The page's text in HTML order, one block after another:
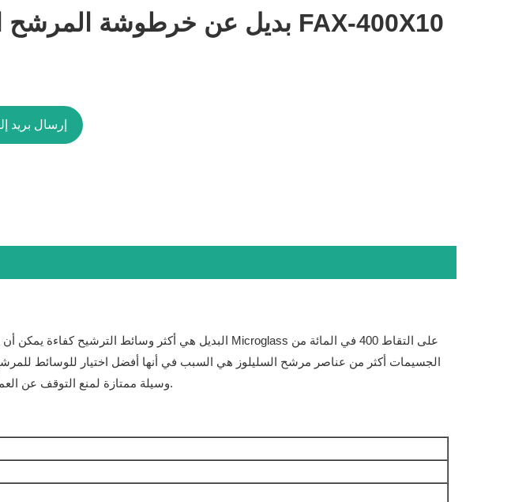
بديل عن خرطوشة المرشح الهيدروليكي ليومين FAX-400X10
إرسال بريد
الجسيمات أكثر من عناصر مرشح السليلوز هي السبب في أنها أفضل اختيار للوسائط
بنسبة 99.9 ٪. تعتبر عناصر مرشح microglass وسيلة ممتازة لمنع التوقف عن العمل غير المجدولة وإطالة عمر السائل الهيدروليكي.